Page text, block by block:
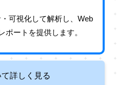
可視化して解析し、Web
ポートを提供します。
詳しく見る